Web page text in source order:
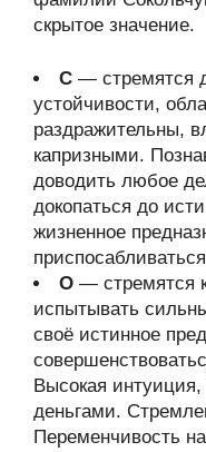
скрытое значение.
С — стремятся
устойчивости,
раздражительны,
капризными.
доводить любое
докопаться до
жизненное
О — стремятся
испытывать
своё истинное
Высокая
деньгами.
Переменчивость